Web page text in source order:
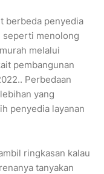
berbeda penyedia
seperti menolong
melalui
pembangunan
Perbedaan
yang
penyedia layanan
ringkasan kalau
tanyakan